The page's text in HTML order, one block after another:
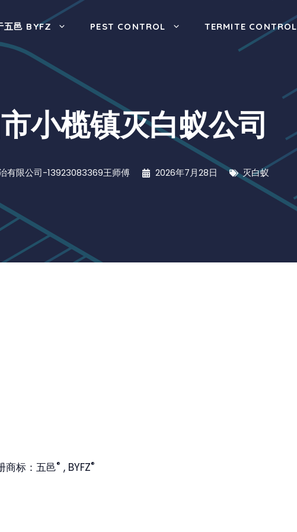
五邑 BYFZ PEST CONTROL TERMITE CONTROL
小榄镇灭白蚁公司
有限公司-13923083369王师傅 2026年7月28日 灭白蚁
商标：五邑® , BYFZ®